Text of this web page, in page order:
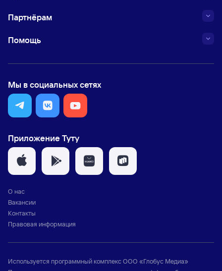
Партнёрам
Помощь
Мы в социальных сетях
Приложение Туту
О нас
Вакансии
Контакты
Правовая информация
Используется программный комплексООО «Глобус Медиа»